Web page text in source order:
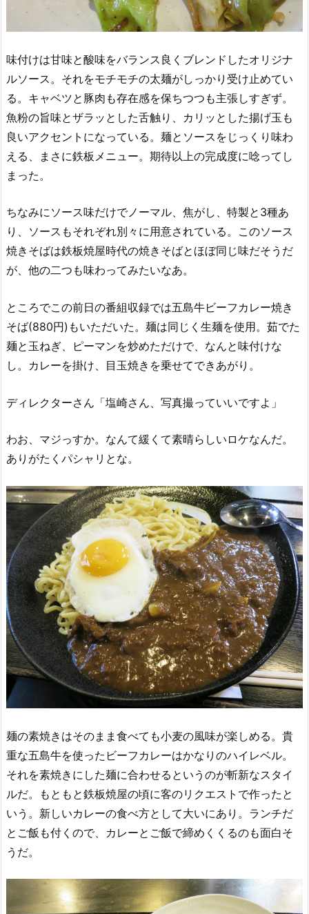
味付けは甘味と酸味をバランス良くブレンドしたオリジナ
ルソース。それをモチモチの太麺がしっかり受け止めてい
る。キャベツと豚肉も存在感を保ちつつも主張しすぎず。
魚粉の旨味とザラッとした舌触り、カリッとした揚げ玉も
良いアクセントになっている。麺とソースをじっくり味わ
える、まさに鉄板メニュー。期待以上の完成度に唸ってし
まった。
ちなみにソース味だけでノーマル、焦がし、特製と3種あ
り、ソースもそれぞれ別々に用意されている。このソース
焼きそばは鉄板焼屋時代の焼きそばとほぼ同じ味だそうだ
が、他の二つも味わってみたいなあ。
ところでこの前日の番組収録では五島牛ビーフカレー焼き
そば(880円)もいただいた。麺は同じく生麺を使用。茹でた
麺と玉ねぎ、ピーマンを炒めただけで、なんと味付けな
し。カレーを掛け、目玉焼きを乗せてできあがり。
ディレクターさん「塩崎さん、写真撮っていいですよ」
わお、マジっすか。なんて緩くて素晴らしいロケなんだ。
ありがたくパシャリとな。
麺の素焼きはそのまま食べても小麦の風味が楽しめる。貴
重な五島牛を使ったビーフカレーはかなりのハイレベル。
それを素焼きにした麺に合わせるというのが斬新なスタイ
ルだ。もともと鉄板焼屋の頃に客のリクエストで作ったと
いう。新しいカレーの食べ方として大いにあり。ランチだ
とご飯も付くので、カレーとご飯で締めくくるのも面白そ
うだ。